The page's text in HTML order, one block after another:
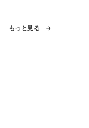
もっと見る